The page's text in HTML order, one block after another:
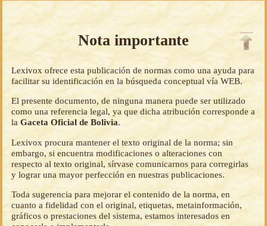
Nota importante
Lexivox ofrece esta publicación de normas como una ayuda para
facilitar su identificación en la búsqueda conceptual vía WEB.
El presente documento, de ninguna manera puede ser utilizado
como una referencia legal, ya que dicha atribución corresponde a
laGaceta Oficial de Bolivia.
Lexivox procura mantener el texto original de la norma; sin
embargo, si encuentra modificaciones o alteraciones con
respecto al texto original, sírvase comunicarnos para corregirlas
y lograr una mayor perfección en nuestras publicaciones.
Toda sugerencia para mejorar el contenido de la norma, en
cuanto a fidelidad con el original, etiquetas, metainformación,
gráficos o prestaciones del sistema, estamos interesados en